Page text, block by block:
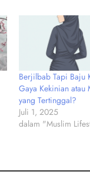
Berjilbab Tapi Baju
Gaya Kekinian atau
yang Tertinggal?
Juli 1, 2025
dalam "Muslim